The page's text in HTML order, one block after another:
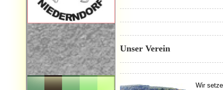
Unser Verein
Wir